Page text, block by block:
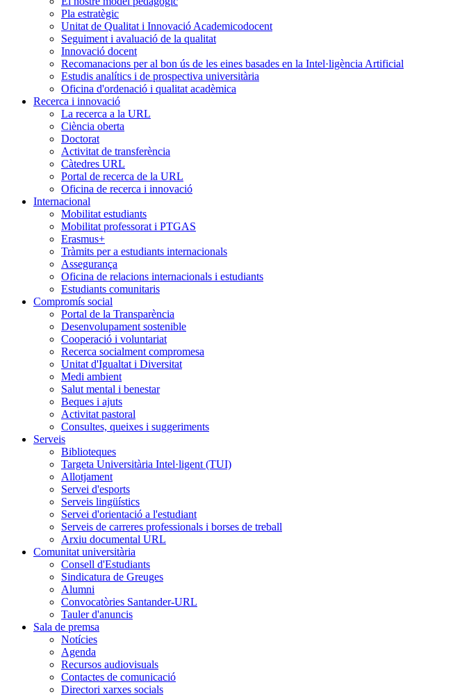
Pla estratègic
Unitat de Qualitat i Innovació Academicodocent
Seguiment i avaluació de la qualitat
Innovació docent
Recomanacions per al bon ús de les eines basades en la Intel·ligència Artificial
Estudis analítics i de prospectiva universitària
Oficina d'ordenació i qualitat acadèmica
Recerca i innovació
La recerca a la URL
Ciència oberta
Doctorat
Activitat de transferència
Càtedres URL
Portal de recerca de la URL
Oficina de recerca i innovació
Internacional
Mobilitat estudiants
Mobilitat professorat i PTGAS
Erasmus+
Tràmits per a estudiants internacionals
Assegurança
Oficina de relacions internacionals i estudiants
Estudiants comunitaris
Compromís social
Portal de la Transparència
Desenvolupament sostenible
Cooperació i voluntariat
Recerca socialment compromesa
Unitat d'Igualtat i Diversitat
Medi ambient
Salut mental i benestar
Beques i ajuts
Activitat pastoral
Consultes, queixes i suggeriments
Serveis
Biblioteques
Targeta Universitària Intel·ligent (TUI)
Allotjament
Servei d'esports
Serveis lingüístics
Servei d'orientació a l'estudiant
Serveis de carreres professionals i borses de treball
Arxiu documental URL
Comunitat universitària
Consell d'Estudiants
Sindicatura de Greuges
Alumni
Convocatòries Santander-URL
Tauler d'anuncis
Sala de premsa
Notícies
Agenda
Recursos audiovisuals
Contactes de comunicació
Directori xarxes socials